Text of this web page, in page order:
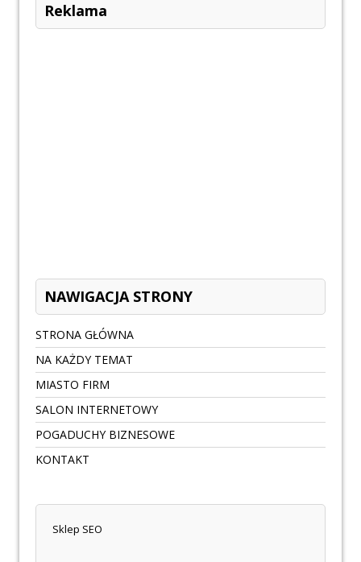
Reklama
NAWIGACJA STRONY
STRONA GŁÓWNA
NA KAŻDY TEMAT
MIASTO FIRM
SALON INTERNETOWY
POGADUCHY BIZNESOWE
KONTAKT
Sklep SEO